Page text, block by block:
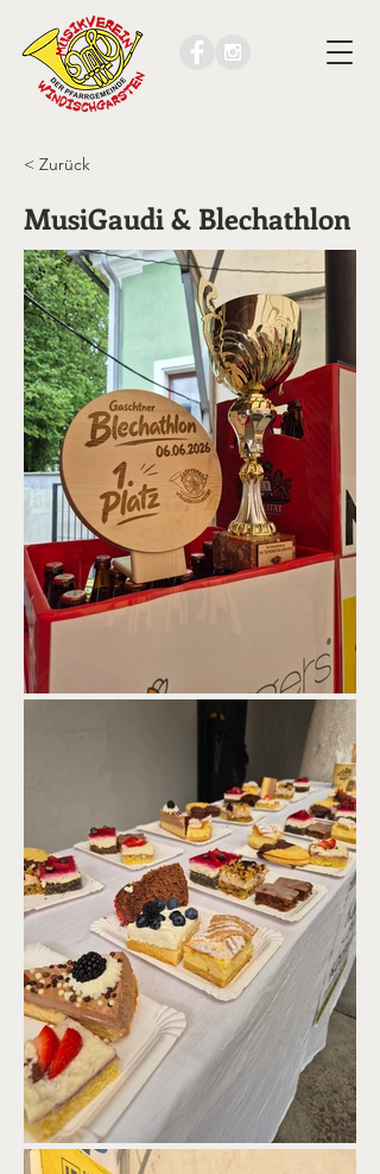
< Zurück
MusiGaudi & Blechathlon